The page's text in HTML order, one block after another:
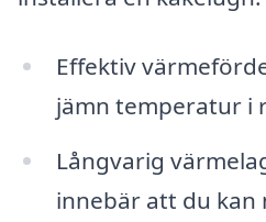
Effektiv
jämn temperatur i
Långvarig
innebär att du kan